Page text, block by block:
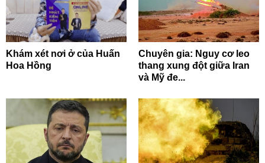
Khám xét nơi ở của Huấn
Hoa Hồng
Chuyên gia: Nguy cơ leo
thang xung đột giữa Iran
và Mỹ đe...